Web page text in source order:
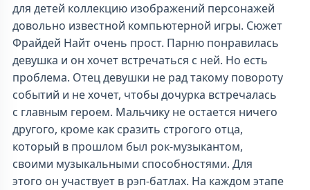
для детей коллекцию изображений персонажей
довольно известной компьютерной игры. Сюжет
Фрайдей Найт очень прост. Парню понравилась
девушка и он хочет встречаться с ней. Но есть
проблема. Отец девушки не рад такому повороту
событий и не хочет, чтобы дочурка встречалась
с главным героем. Мальчику не остается ничего
другого, кроме как сразить строгого отца,
который в прошлом был рок-музыкантом,
своими музыкальными способностями. Для
этого он участвует в рэп-батлах. На каждом этапе